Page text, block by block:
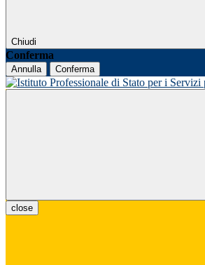
Chiudi
Conferma
Annulla Conferma
close